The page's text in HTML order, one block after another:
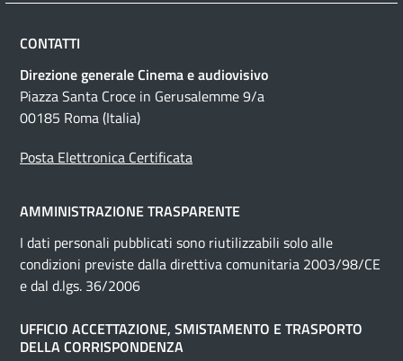
CONTATTI
Direzione generale Cinema e audiovisivo
Piazza Santa Croce in Gerusalemme 9/a
00185 Roma (Italia)
Posta Elettronica Certificata
AMMINISTRAZIONE TRASPARENTE
I dati personali pubblicati sono riutilizzabili solo alle
condizioni previste dalla direttiva comunitaria 2003/98/CE
e dal d.lgs. 36/2006
UFFICIO ACCETTAZIONE, SMISTAMENTO E TRASPORTO
DELLA CORRISPONDENZA